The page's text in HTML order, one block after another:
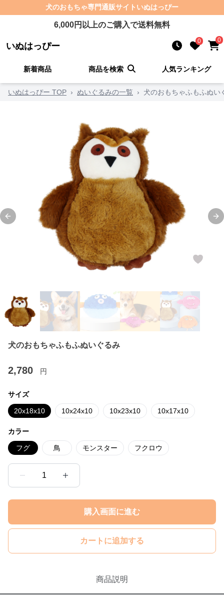
犬のおもちゃ専門通販サイト いぬはっぴー
6,000円以上のご購入で送料無料
いぬはっぴー 0 0
新着商品 商品を検索 人気ランキング
いぬはっぴー TOP › ぬいぐるみの一覧 › 犬のおもちゃふもふぬい
Previous slide
犬のおもちゃふもふぬいぐるみ
2,780 円
サイズ
20x18x10 10x24x10 10x23x10 10x17x10
カラー
フグ 鳥 モンスター フクロウ
1
購入画面に進む
カートに追加する
商品説明